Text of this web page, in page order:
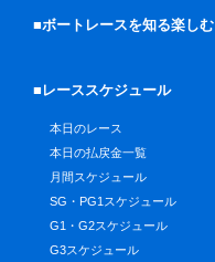
■ボートレースを知る楽しむ
■レーススケジュール
本日のレース
本日の払戻金一覧
月間スケジュール
SG・PG1スケジュール
G1・G2スケジュール
G3スケジュール